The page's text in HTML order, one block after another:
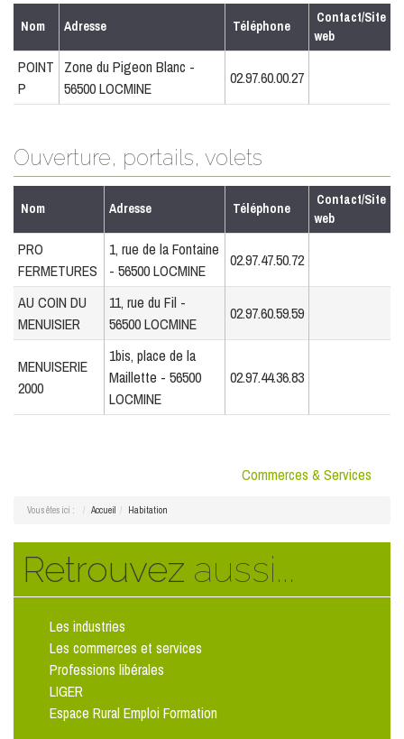
Nom Adresse Téléphone
Contact/Site
web
POINT
P
Zone du Pigeon Blanc -
56500 LOCMINE
02.97.60.00.27
Ouverture, portails, volets
Nom Adresse Téléphone
Contact/Site
web
PRO
FERMETURES
1, rue de la Fontaine
- 56500 LOCMINE
02.97.47.50.72
AU COIN DU
MENUISIER
11, rue du Fil -
56500 LOCMINE
02.97.60.59.59
MENUISERIE
2000
1bis, place de la
Maillette - 56500
LOCMINE
02.97.44.36.83
Commerces & Services
Vous êtes ici : Accueil Habitation
Retrouvez aussi...
Les industries
Les commerces et services
Professions libérales
LIGER
Espace Rural Emploi Formation